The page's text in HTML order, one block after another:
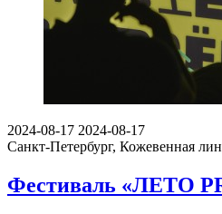
2024-08-17 2024-08-17
Санкт-Петербург, Кожевенная
Фестиваль «ЛЕТО